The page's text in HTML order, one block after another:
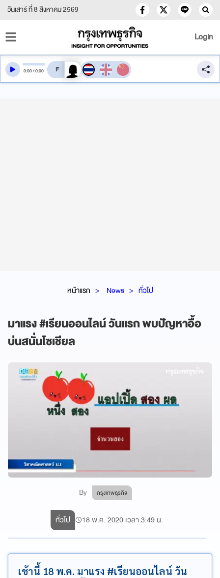
วันเสาร์ ที่ 8 สิงหาคม 2569
Login
หน้าแรก News ทั่วไป
มาแรง #เรียนออนไลน์ วันแรก พบปัญหาอื้อ
บ่นสนั่นโซเชียล
By กรุงเทพธุรกิจ
0:00/0:00 สลับเสียงอ่าน
ทั่วไป 18 พ.ค. 2020 เวลา 3:49 น.
เช้านี้ 18 พ.ค. มาแรง #เรียนออนไลน์ วัน